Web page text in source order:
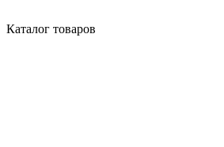
Каталог товаров